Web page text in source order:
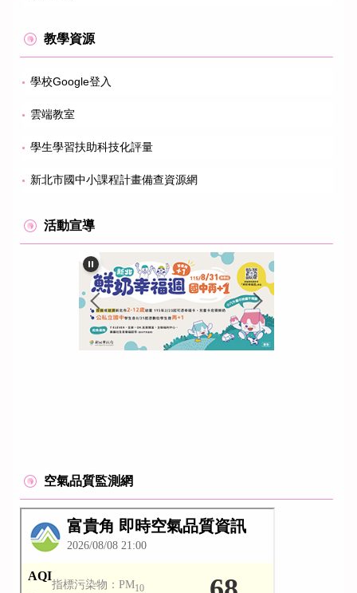
教學資源
學校Google登入
雲端教室
學生學習扶助科技化評量
新北市國中小課程計畫備查資源網
活動宣導
空氣品質監測網